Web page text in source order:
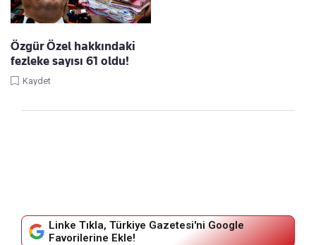
Özgür Özel hakkındaki
fezleke sayısı 61 oldu!
Kaydet
Linke Tıkla, Türkiye Gazetesi'ni Google
Favorilerine Ekle!